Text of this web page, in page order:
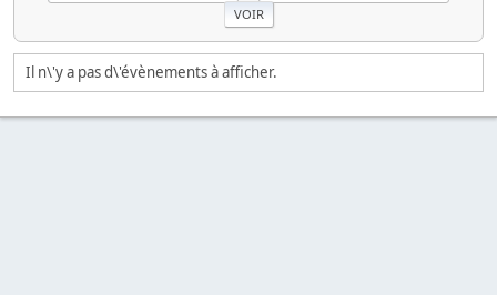
Il n\'y a pas d\'évènements à afficher.